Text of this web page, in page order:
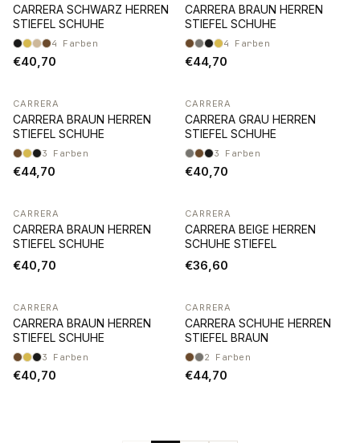
CARRERA SCHWARZ HERREN
STIEFEL SCHUHE
4 Farben
€40,70
CARRERA BRAUN HERREN
STIEFEL SCHUHE
4 Farben
€44,70
CARRERA
CARRERA BRAUN HERREN
STIEFEL SCHUHE
3 Farben
€44,70
CARRERA
CARRERA GRAU HERREN
STIEFEL SCHUHE
3 Farben
€40,70
CARRERA
CARRERA BRAUN HERREN
STIEFEL SCHUHE
€40,70
CARRERA
CARRERA BEIGE HERREN
SCHUHE STIEFEL
€36,60
CARRERA
CARRERA BRAUN HERREN
STIEFEL SCHUHE
3 Farben
€40,70
CARRERA
CARRERA SCHUHE HERREN
STIEFEL BRAUN
2 Farben
€44,70